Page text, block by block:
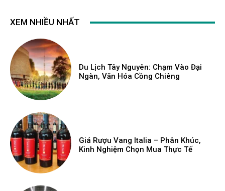
XEM NHIỀU NHẤT
Du Lịch Tây Nguyên: Chạm Vào Đại
Ngàn, Văn Hóa Cồng Chiêng
Giá Rượu Vang Italia – Phân Khúc,
Kinh Nghiệm Chọn Mua Thực Tế